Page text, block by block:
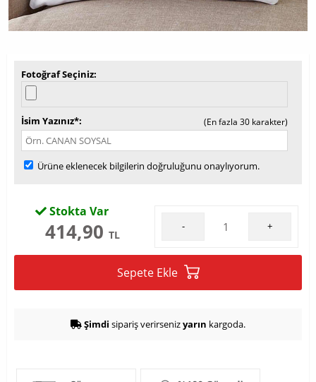
Fotoğraf Seçiniz
İsim Yazınız* (En fazla 30 karakter)
Ürüne eklenecek bilgilerin doğruluğunu onaylıyorum.
Stokta Var
414,90 TL
- +
Sepete Ekle
Şimdi sipariş verirsenizyarın kargoda.